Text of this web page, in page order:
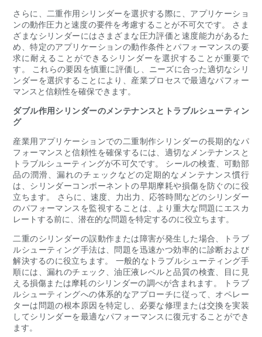
さらに、二重作用シリンダーを選択する際に、アプリケーショ
ンの動作圧力と速度の要件を考慮することが不可欠です。 さま
ざまなシリンダーにはさまざまな圧力評価と速度能力があるた
め、特定のアプリケーションの動作条件とパフォーマンスの要
求に耐えることができるシリンダーを選択することが重要で
す。 これらの要因を慎重に評価し、ニーズに合った適切なシリ
ンダーを選択することにより、産業プロセスで最適なパフォー
マンスと信頼性を確保できます。
ダブル作用シリンダーのメンテナンスとトラブルシューティン
グ
産業用アプリケーションでの二重制作シリンダーの長期的なパ
フォーマンスと信頼性を確保するには、適切なメンテナンスと
トラブルシューティングが不可欠です。 シールの検査、可動部
品の潤滑、漏れのチェックなどの定期的なメンテナンス慣行
は、シリンダーコンポーネントの早期摩耗や損傷を防ぐのに役
立ちます。 さらに、速度、力出力、応答時間などのシリンダー
のパフォーマンスを監視することは、より重大な問題にエスカ
レートする前に、潜在的な問題を特定するのに役立ちます。
二重のシリンダーの誤動作または障害が発生した場合、トラブ
ルシューティング手法は、問題を迅速かつ効率的に診断および
解決するのに役立ちます。 一般的なトラブルシューティング手
順には、漏れのチェック、油圧液レベルと品質の検査、目に見
える損傷または摩耗のシリンダーの調べが含まれます。 トラブ
ルシューティングへの体系的なアプローチに従って、オペレー
ターは問題の根本原因を特定し、必要な修理または交換を実装
してシリンダーを最適なパフォーマンスに復元することができ
ます。